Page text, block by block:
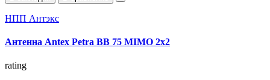
НПП Антэкс
Антенна Antex Petra BB 75 MIMO 2x2
rating